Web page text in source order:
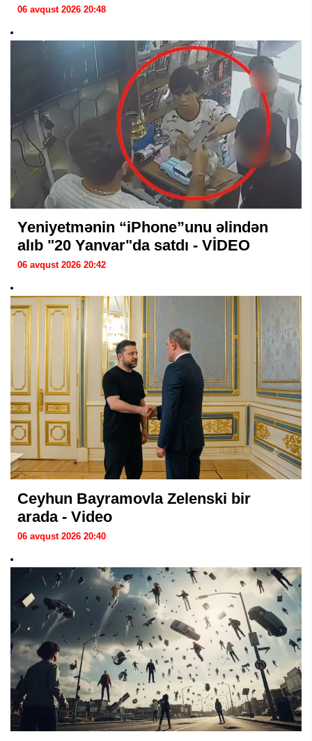
06 avqust 2026 20:48
Yeniyetmənin “iPhone”unu əlindən
alıb "20 Yanvar"da satdı - VİDEO
06 avqust 2026 20:42
Ceyhun Bayramovla Zelenski bir
arada - Video
06 avqust 2026 20:40